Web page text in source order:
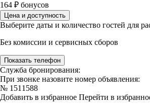
164 ₽ бонусов
Цена и доступность
Выберите даты и количество гостей для
Без комиссии и сервисных сборов
Показать телефон
Служба бронирования:
При звонке назовите номер объявления:
№ 1511588
Добавить в избранное Перейти в